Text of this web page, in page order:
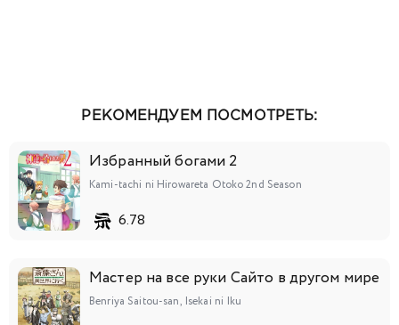
РЕКОМЕНДУЕМ ПОСМОТРЕТЬ:
Избранный богами 2
Kami-tachi ni Hirowareta Otoko 2nd Season
6.78
Мастер на все руки Сайто в другом мире
Benriya Saitou-san, Isekai ni Iku